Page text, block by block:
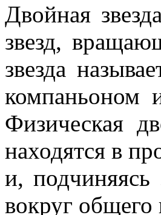
Двойная
звезд,
звезда
компаньоном
Физическая
находятся в
и, подчиняясь
вокруг общего